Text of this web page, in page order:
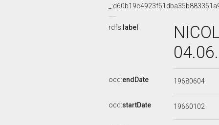
rdfs: label
ocd:endDate 19680604
ocd:startDate 19660102